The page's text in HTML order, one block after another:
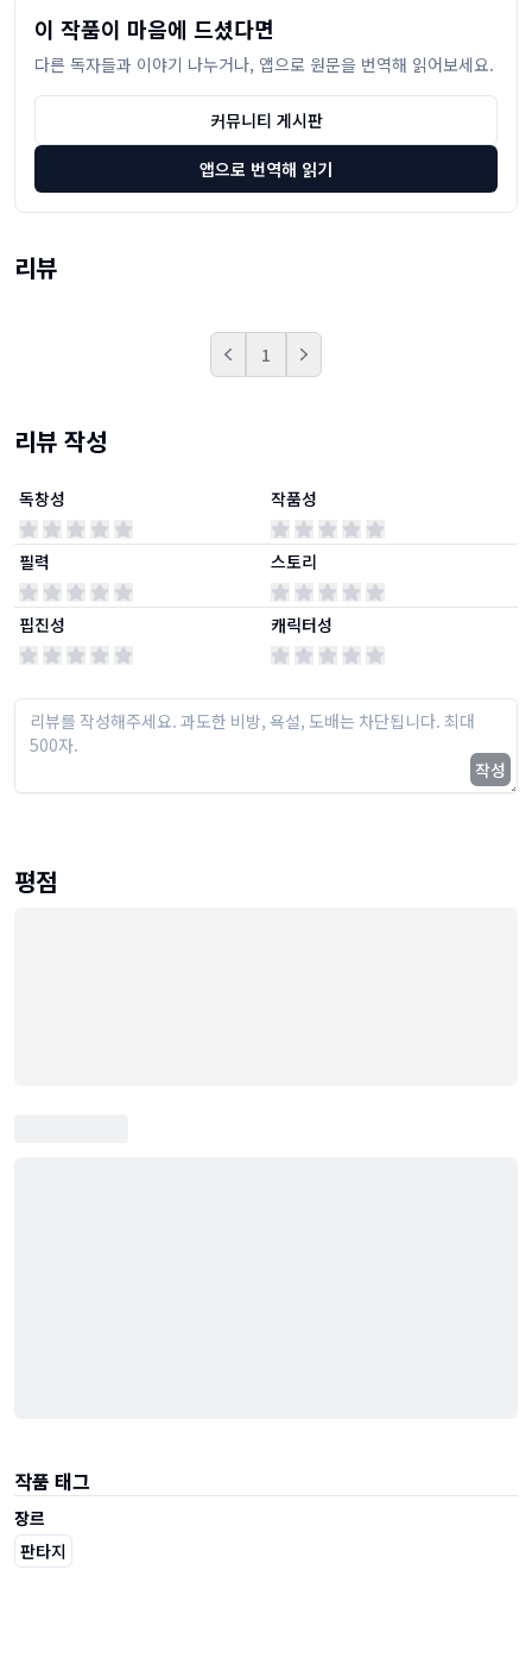
이 작품이 마음에 드셨다면
다른 독자들과 이야기 나누거나, 앱으로 원문을 번역해 읽어보세요.
커뮤니티 게시판
앱으로 번역해 읽기
리뷰
Prev 1 Next
리뷰 작성
독창성
필력
핍진성
작품성
스토리
캐릭터성
작성
평점
작품 태그
장르
판타지